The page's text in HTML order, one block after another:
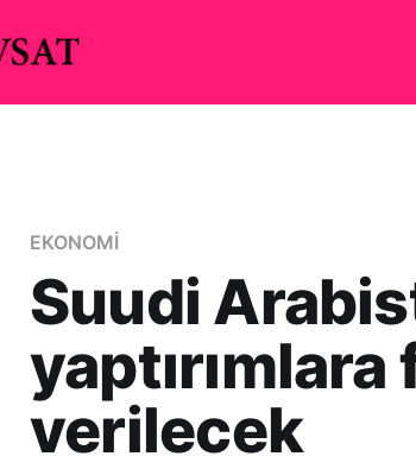
EKONOMİ
Suudi
yaptırımlara
verilecek